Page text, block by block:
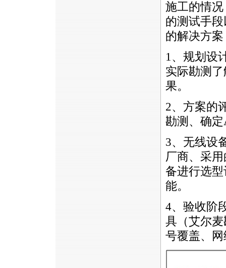
施工的情
的测试手
的解决方
1、规划设
实际勘测
果。
2、方案的
勘测、确
3、无线设
厂商、采
备进行选
能。
4、验收阶
具（艾尔
号覆盖、